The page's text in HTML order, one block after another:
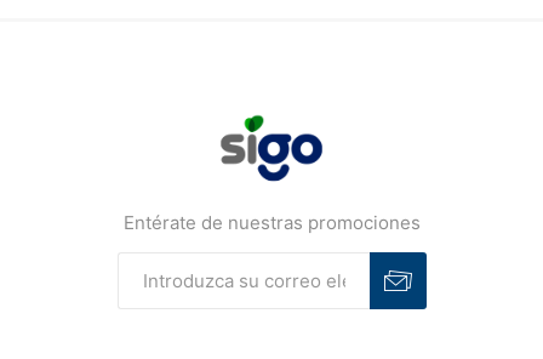
Entérate de nuestras promociones